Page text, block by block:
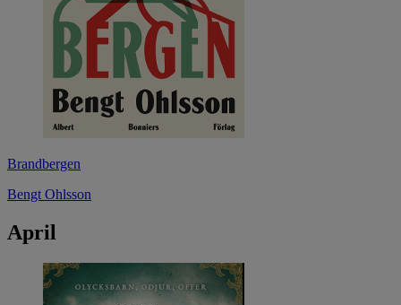
Brandbergen
Bengt Ohlsson
April